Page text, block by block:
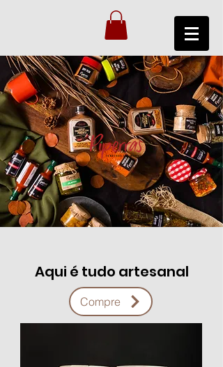
Aqui é tudo artesanal
Compre